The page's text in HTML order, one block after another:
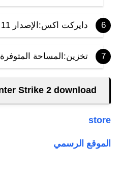
دايركت اكس:الإصدار 11
تخزين:المساحة المتوفرة 85 جيجا.
store
الموقع الرسمي